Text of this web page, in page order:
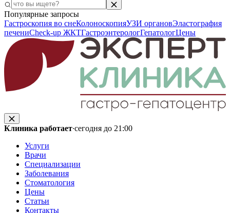
Популярные запросы
Гастроскопия во снеКолоноскопияУЗИ органовЭластография
печениCheck-up ЖКТГастроэнтерологГепатологЦены
Клиника работает·сегодня до 21:00
Услуги
Врачи
Специализации
Заболевания
Стоматология
Цены
Статьи
Контакты